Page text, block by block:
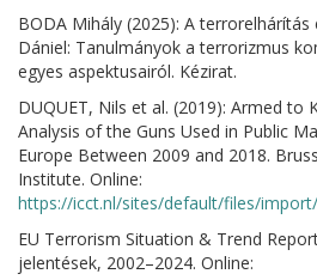
BODA Mihály (2025): A terrorelhárítás
Dániel: Tanulmányok a terrorizmus
egyes aspektusairól. Kézirat.
DUQUET, Nils et al. (2019): Armed to
Analysis of the Guns Used in Public
Europe Between 2009 and 2018.
Institute. Online:
https://icct.nl/sites/default/files/
EU Terrorism Situation & Trend
jelentések, 2002–2024. Online: